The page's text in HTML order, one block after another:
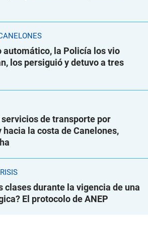
automático, la Policía los vio
los persiguió y detuvo a tres
de transporte por
la costa de Canelones,
clases durante la vigencia de una
El protocolo de ANEP